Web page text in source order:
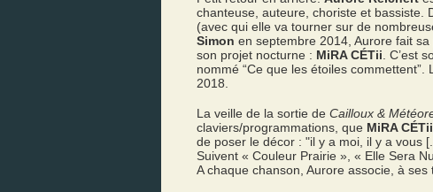
chanteuse, auteure, choriste et bassiste.
(avec qui elle va tourner sur de
Simon en septembre 2014, Aurore fait
son projet nocturne : MiRA CÉTii . C’est
nommé “Ce que les étoiles commettent”.
2018.
La veille de la sortie de Cailloux &
claviers/programmations, que MiRA CÉTii
de poser le décor : "il y a moi, il y a vous
Suivent « Couleur Prairie », « Elle Sera
A chaque chanson, Aurore associe, à